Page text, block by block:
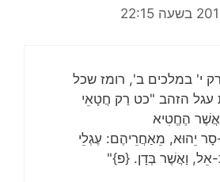
י' במלכים ב', רומז שכל
עגל הזהב "כט רַק חֲטָאֵי
אֲשֶׁר הֶחֱטִיא
יֵהוּא, מֵאַחֲרֵיהֶם: עֶגְלֵי
אֵל, וַאֲשֶׁר בְּדָן. {פ}"